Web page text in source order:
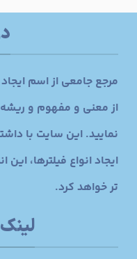
مرجع جامعی از اسم
از معنی و مفهوم و ریشه
ایجاد انواع فیلترها،
تر خواهد کرد.